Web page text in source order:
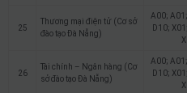
25
Thương mại điện tử (Cơ sở
đào tạo Đà Nẵng)
A00;
D10;
26
Tài chính – Ngân hàng (Cơ
sở đào tạo Đà Nẵng)
A00;
D10;